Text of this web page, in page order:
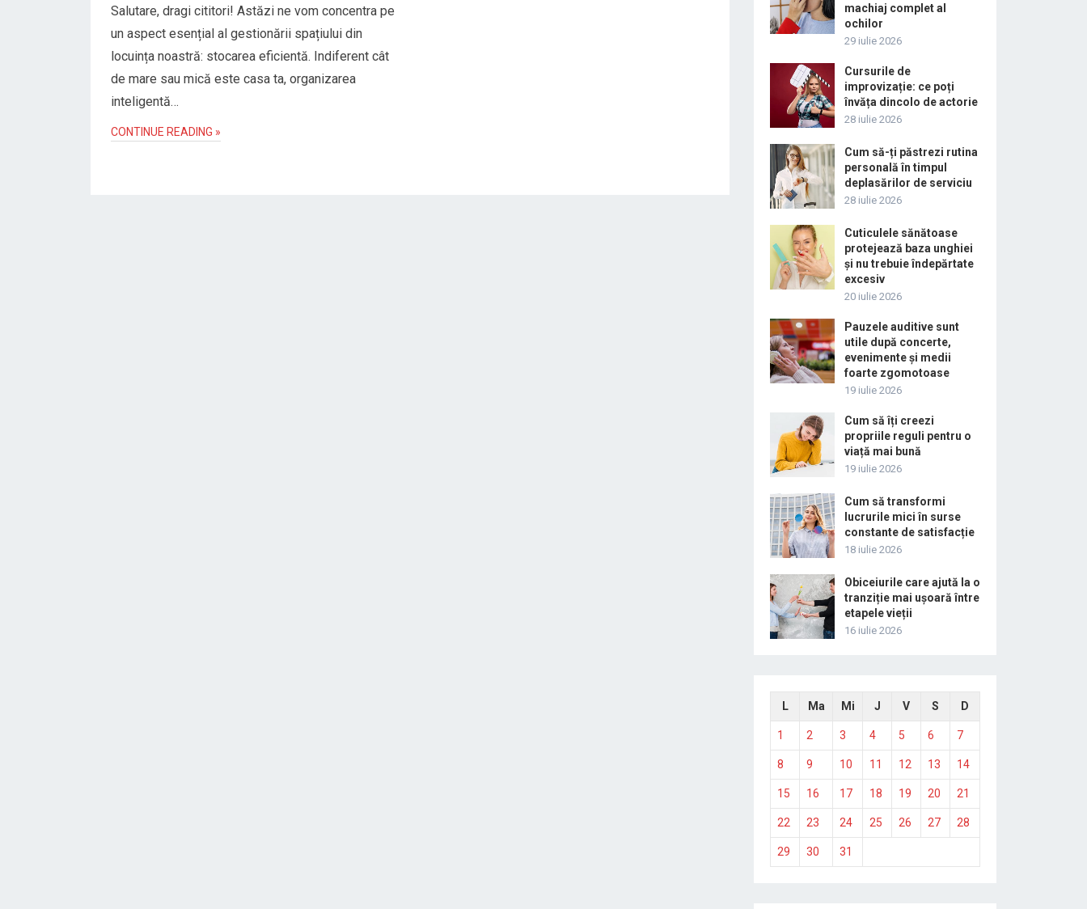
Salutare, dragi cititori! Astăzi ne vom concentra pe
un aspect esențial al gestionării spațiului din
locuința noastră: stocarea eficientă. Indiferent cât
de mare sau mică este casa ta, organizarea
inteligentă…
CONTINUE READING »
machiaj complet al
ochilor
29 iulie 2026
Cursurile de
improvizație: ce poți
învăța dincolo de actorie
28 iulie 2026
Cum să-ți păstrezi rutina
personală în timpul
deplasărilor de serviciu
28 iulie 2026
Cuticulele sănătoase
protejează baza unghiei
și nu trebuie îndepărtate
excesiv
20 iulie 2026
Pauzele auditive sunt
utile după concerte,
evenimente și medii
foarte zgomotoase
19 iulie 2026
Cum să îți creezi
propriile reguli pentru o
viață mai bună
19 iulie 2026
Cum să transformi
lucrurile mici în surse
constante de satisfacție
18 iulie 2026
Obiceiurile care ajută la o
tranziție mai ușoară între
etapele vieții
16 iulie 2026
L Ma Mi J V S D
1 2 3 4 5 6 7
8 9 10 11 12 13 14
15 16 17 18 19 20 21
22 23 24 25 26 27 28
29 30 31